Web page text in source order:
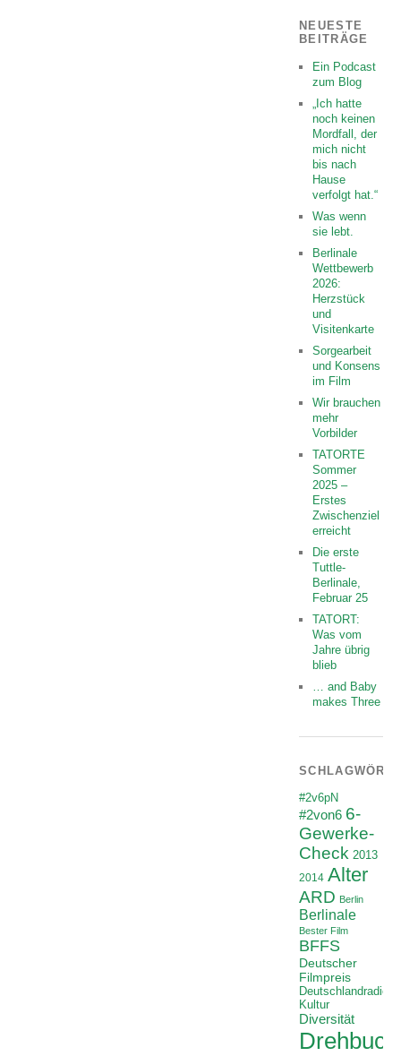
NEUESTE
BEITRÄGE
Ein Podcast
zum Blog
„Ich hatte
noch keinen
Mordfall, der
mich nicht
bis nach
Hause
verfolgt hat.“
Was wenn
sie lebt.
Berlinale
Wettbewerb
2026:
Herzstück
und
Visitenkarte
Sorgearbeit
und Konsens
im Film
Wir brauchen
mehr
Vorbilder
TATORTE
Sommer
2025 –
Erstes
Zwischenziel
erreicht
Die erste
Tuttle-
Berlinale,
Februar 25
TATORT:
Was vom
Jahre übrig
blieb
… and Baby
makes Three
#2v6pN
#2von6 6-
Gewerke-
Check 2013
2014 Alter
ARD Berlin
Berlinale
Bester Film
BFFS
Deutscher
Filmpreis
Deutschlandradio
Kultur
Diversität
Drehbuch